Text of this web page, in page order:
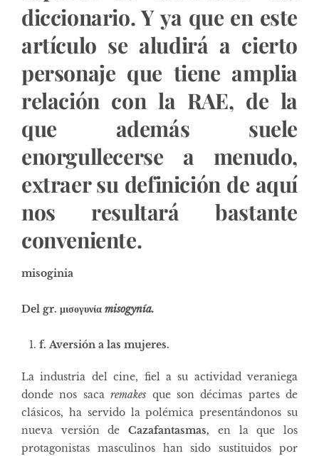
diccionario. Y ya que en este
artículo se aludirá a cierto
personaje que tiene amplia
relación con la RAE, de la
que además suele
enorgullecerse a menudo,
extraer su definición de aquí
nos resultará bastante
conveniente.
misoginia
Del gr. μισογυνία misogynía.
f. Aversión a las mujeres.
La industria del cine, fiel a su actividad veraniega
donde nos sacaremakes que son décimas partes de
clásicos, ha servido la polémica presentándonos su
nueva versión deCazafantasmas, en la que los
protagonistas masculinos han sido sustituidos por